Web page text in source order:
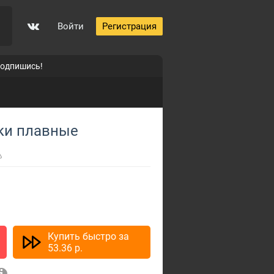
Войти Регистрация
плавные
Купить быстро за
53.36 p.